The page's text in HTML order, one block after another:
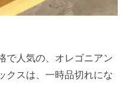
で人気の、オレゴニアン
クスは、一時品切れにな